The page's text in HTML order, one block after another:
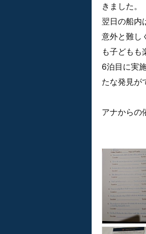
きました。
翌日の船内
意外と難し
も子どもも
6泊目に実
たな発見が
アナからの